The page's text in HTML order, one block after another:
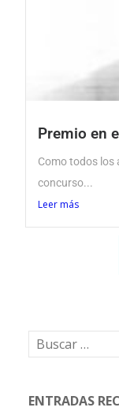
Premio en
Como todos los
concurso...
Leer más
ENTRADAS